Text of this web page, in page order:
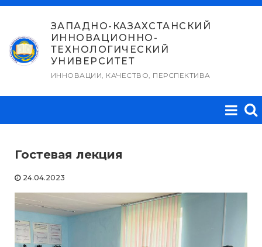
Перейти
содержимому
ЗАПАДНО-КАЗАХСТАНСКИЙ
ИННОВАЦИОННО-
ТЕХНОЛОГИЧЕСКИЙ
УНИВЕРСИТЕТ
ИННОВАЦИИ, КАЧЕСТВО, ПЕРСПЕКТИВА
Гостевая лекция
24.04.2023